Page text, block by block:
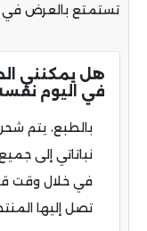
تستمتع بالعرض في
هل يمكنني
في اليوم
بالطبع، يتم
نباتاتي إلى
في خلال وقت
تصل إليها المنتجات